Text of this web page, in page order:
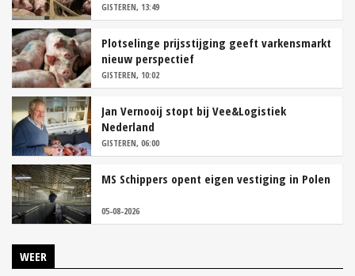
GISTEREN, 13:49
Plotselinge prijsstijging geeft varkensmarkt
nieuw perspectief
GISTEREN, 10:02
Jan Vernooij stopt bij Vee&Logistiek
Nederland
GISTEREN, 06:00
MS Schippers opent eigen vestiging in Polen
05-08-2026
WEER